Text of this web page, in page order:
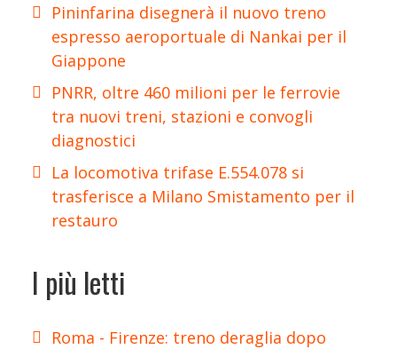
Pininfarina disegnerà il nuovo treno
espresso aeroportuale di Nankai per il
Giappone
PNRR, oltre 460 milioni per le ferrovie
tra nuovi treni, stazioni e convogli
diagnostici
La locomotiva trifase E.554.078 si
trasferisce a Milano Smistamento per il
restauro
I più letti
Roma - Firenze: treno deraglia dopo